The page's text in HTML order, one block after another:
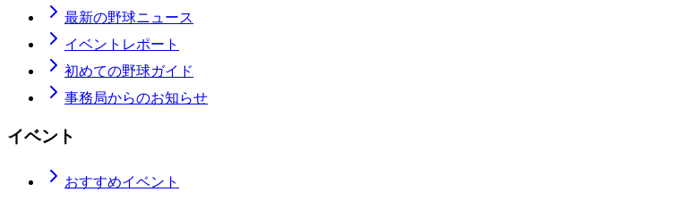
最新の野球ニュース
イベントレポート
初めての野球ガイド
事務局からのお知らせ
イベント
おすすめイベント